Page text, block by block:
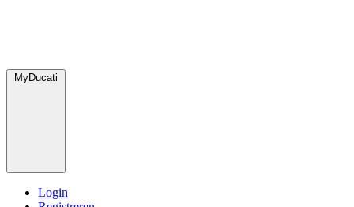
MyDucati
Login